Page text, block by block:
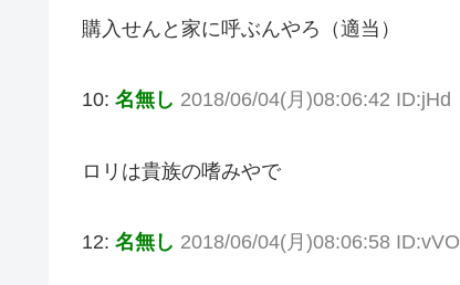
購入せんと家に呼ぶんやろ（適当）
10: 名無し 2018/06/04(月)08:06:42 ID:jHd
ロリは貴族の嗜みやで
12: 名無し 2018/06/04(月)08:06:58 ID:vVO